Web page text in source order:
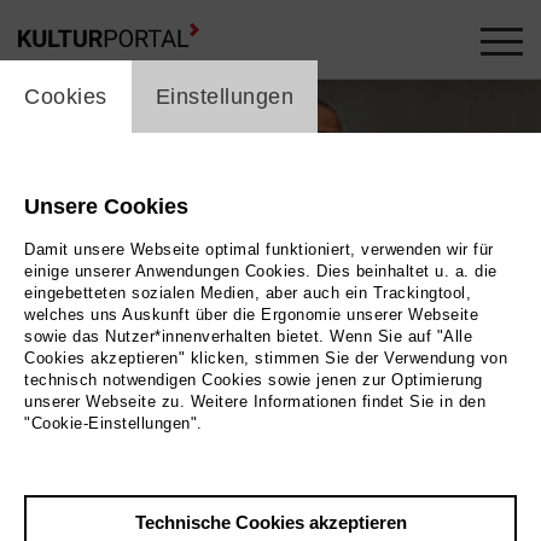
cookie_layer
Cookies Einstellungen
Unsere Cookies
Damit unsere Webseite optimal funktioniert, verwenden wir für
einige unserer Anwendungen Cookies. Dies beinhaltet u. a. die
eingebetteten sozialen Medien, aber auch ein Trackingtool,
welches uns Auskunft über die Ergonomie unserer Webseite
sowie das Nutzer*innenverhalten bietet. Wenn Sie auf "Alle
Cookies akzeptieren" klicken, stimmen Sie der Verwendung von
technisch notwendigen Cookies sowie jenen zur Optimierung
unserer Webseite zu. Weitere Informationen findet Sie in den
"Cookie-Einstellungen".
Technische Cookies akzeptieren